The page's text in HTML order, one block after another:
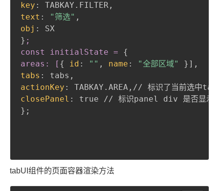
key : TABKAY.FILTER ,
text : "筛选" ,
obj :
} ;
const initialState =
{
areas: [ { id : "" , name : "全部区域" } ] ,
tabs : tabs ,
actionKey : TABKAY.AREA ,
closePanel :
} ;
tabUI组件的页面容器渲染方法